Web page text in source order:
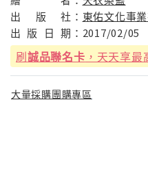
出
版 社： 東佑文化事
出 版 日 期： 2017/02/05
刷誠品聯名卡 ，天天享
大量採購團購專區